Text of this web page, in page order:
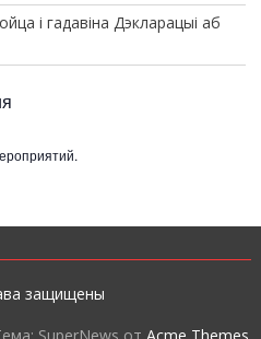
і гадавіна Дэкларацыі аб
защищены
SuperNews от Acme Themes